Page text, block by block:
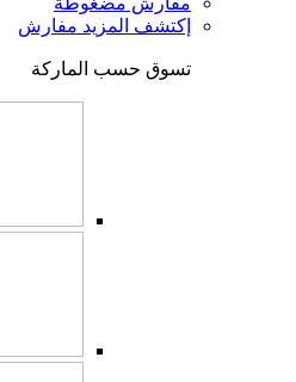
إكتشف المزيد مفارش
تسوق حسب الماركة